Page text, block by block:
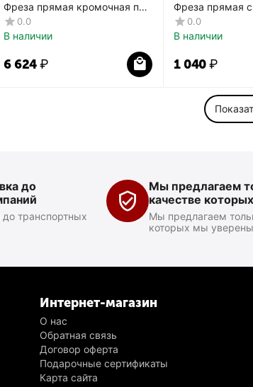
Фреза прямая кромочная по
дереву, 8х19Dх40H мм,
CTФ-121
0.0
В наличии
6 624₽
Фреза прямая с
подшипником
0.0
В наличии
1 040₽
до
до транспортных
Мы предлагаем
качестве
Мы предлагаем
которых мы уверены
Интернет-магазин
О нас
Обратная связь
Договор оферта
Подарочные сертификаты
Карта сайта